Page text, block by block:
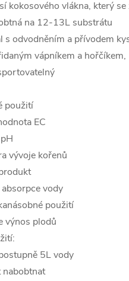
kokosového vlákna, který se
na 12-13L substrátu
s odvodněním a přívodem
vápníkem a hořčíkem,
použití
EC
vývoje kořenů
vody
použití
výnos plodů
5L vody
nabobtnat